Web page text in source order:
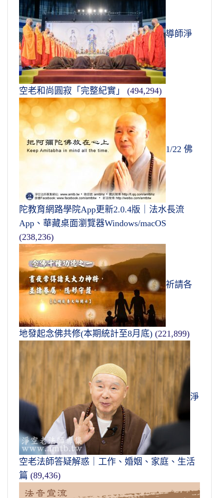
導師淨
空老和尚圓寂「完整紀實」 (494,294)
1/22 佛
陀教育網路學院App更新2.0.4版｜法水長流
App、華藏桌面瀏覽器Windows/macOS
(238,236)
祈請各
地發起念佛共修(本期統計至8月底) (221,899)
淨
空老法師答疑解惑｜工作、婚姻、家庭、生活
篇 (89,436)